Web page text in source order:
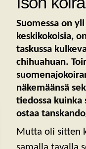
Suomessa on
keskikokoisia,
taskussa
chihuahuan.
näkemäänsä
tiedossa kuinka
ostaa
Mutta oli sitten